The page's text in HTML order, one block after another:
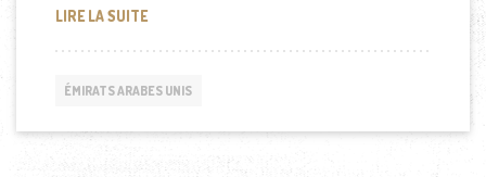
LIRE LA SUITEL’ÉNERGIE ALTERNATIVE AUX EMIRATS ARABES
ÉMIRATS ARABES UNIS